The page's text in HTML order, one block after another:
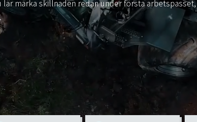
märka skillnaden redan under första arbetspasset,